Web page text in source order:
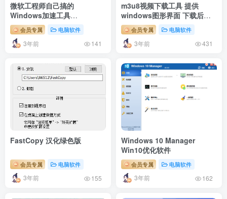
微软工程师自己搞的
Windows加速工具
MemClean
会员专属 电脑软件
3年前 141
m3u8视频下载工具 提供
windows图形界面 下载后自
动将ts文件合并 转换格式为
mp4会员专属 电脑软件
3年前 431
FastCopy 汉化绿色版
会员专属 电脑软件
3年前 155
Windows 10 Manager
Win10优化软件
会员专属 电脑软件
3年前 162